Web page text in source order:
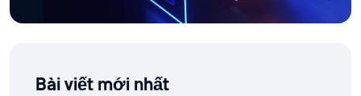
Bài viết mới nhất